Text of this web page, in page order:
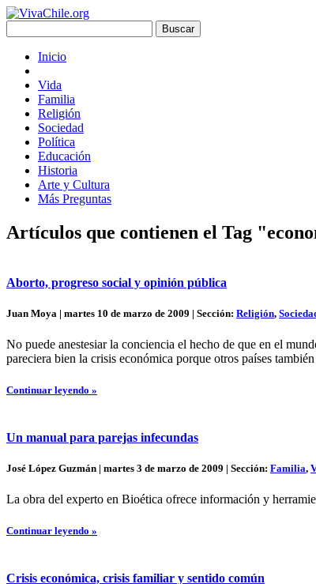
Inicio
Vida
Familia
Religión
Sociedad
Política
Educación
Historia
Arte y Cultura
Más Preguntas
Artículos que contienen el Tag
Aborto, progreso social y opinión pública
Juan Moya | martes 10 de marzo de 2009 | Sección: Religión,
No puede anestesiar la conciencia el hecho de que en el
pareciera bien la crisis económica porque otros países
Continuar leyendo »
Un manual para parejas infecundas
José López Guzmán | martes 3 de marzo de 2009 | Sección: Familia,
La obra del experto en Bioética ofrece información y
Continuar leyendo »
Crisis económica, crisis familiar y sentido común